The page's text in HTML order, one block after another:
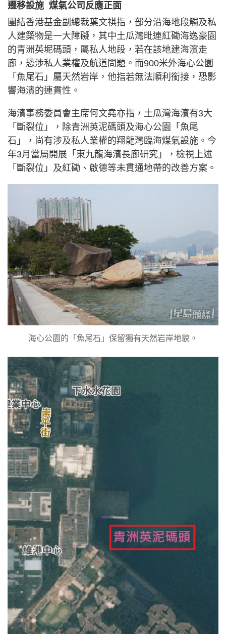
遷移設施 煤氣公司反應正面
團結香港基金副總裁葉文祺指，部分沿海地段觸及私
人建築物是一大障礙，其中土瓜灣毗連紅磡海逸豪園
的青洲英坭碼頭，屬私人地段，若在該地建海濱走
廊，恐涉私人業權及航道問題。而900米外海心公園
「魚尾石」屬天然岩岸，他指若無法順利銜接，恐影
響海濱的連貫性。
海濱事務委員會主席何文堯亦指，土瓜灣海濱有3大
「斷裂位」，除青洲英泥碼頭及海心公園「魚尾
石」，尚有涉及私人業權的翔龍灣臨海煤氣設施。今
年3月當局開展「東九龍海濱長廊研究」，檢視上述
「斷裂位」及紅磡、啟德等未貫通地帶的改善方案。
海心公園的「魚尾石」保留獨有天然岩岸地貌。